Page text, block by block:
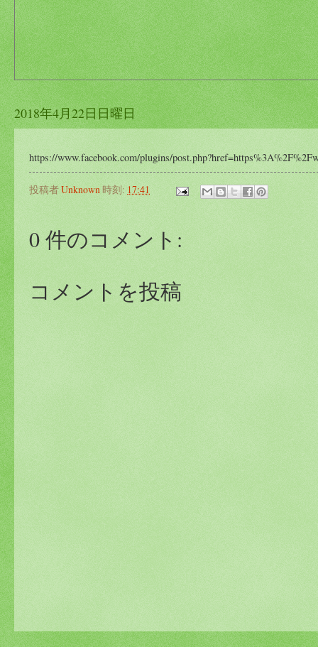
2018年4月22日日曜日
https://www.facebook.com/plugins/
投稿者Unknown時刻: 17:41
0 件のコメント:
コメントを投稿